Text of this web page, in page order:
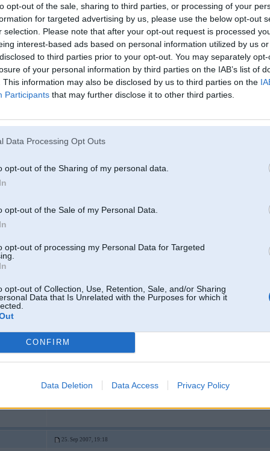
opt-out of the sale, sharing to third parties, or processing of your
for targeted advertising by us, please use the below opt-out
selection. Please note that after your opt-out request is processed
interest-based ads based on personal information utilized by us
to third parties prior to your opt-out. You may separately
of your personal information by third parties on the IAB’s list of
This information may also be disclosed by us to third parties on the
Participants that may further disclose it to other third parties.
Data Processing Opt Outs
opt-out of the Sharing of my personal data.
opt-out of the Sale of my Personal Data.
opt-out of processing my Personal Data for Targeted
opt-out of Collection, Use, Retention, Sale, and/or Sharing
Data that Is Unrelated with the Purposes for which it
CONFIRM
Data Deletion Data Access Privacy Policy
pēc taviem tekstiem man jau sen šķita ka tu to dari
25. Sep 2007, 18:53
njem droshi, man choms arii bija panjeemis sliikushu x5 no amērikas,
un neklausies tos idiotus te, vinjiem vienkaarshi skauzh!!!
25. Sep 2007, 19:18